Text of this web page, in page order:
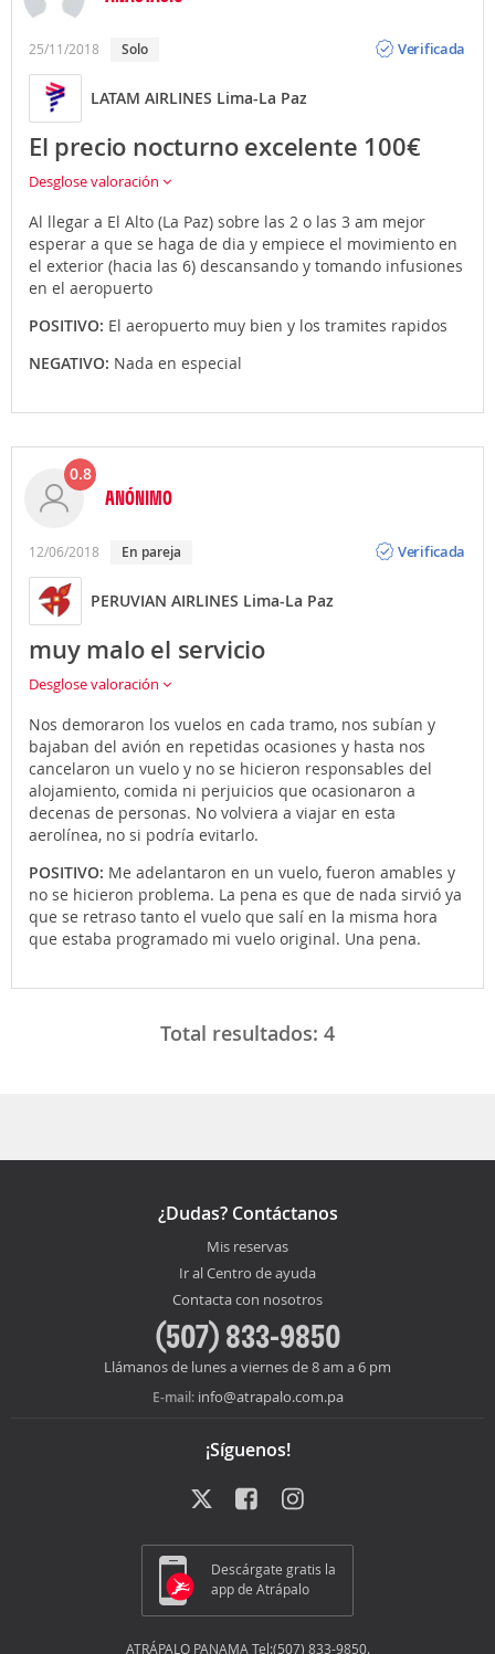
25/11/2018 Solo
Verificada
LATAM AIRLINES Lima-La Paz
El precio nocturno excelente 100€
Desglose valoración
Al llegar a El Alto (La Paz) sobre las 2 o las 3 am mejor
esperar a que se haga de dia y empiece el movimiento en
el exterior (hacia las 6) descansando y tomando infusiones
en el aeropuerto
POSITIVO: El aeropuerto muy bien y los tramites rapidos
NEGATIVO: Nada en especial
0.8
ANÓNIMO
12/06/2018 En pareja
Verificada
PERUVIAN AIRLINES Lima-La Paz
muy malo el servicio
Desglose valoración
Nos demoraron los vuelos en cada tramo, nos subían y
bajaban del avión en repetidas ocasiones y hasta nos
cancelaron un vuelo y no se hicieron responsables del
alojamiento, comida ni perjuicios que ocasionaron a
decenas de personas. No volviera a viajar en esta
aerolínea, no si podría evitarlo.
POSITIVO: Me adelantaron en un vuelo, fueron amables y
no se hicieron problema. La pena es que de nada sirvió ya
que se retraso tanto el vuelo que salí en la misma hora
que estaba programado mi vuelo original. Una pena.
Total resultados: 4
¿Dudas? Contáctanos
Mis reservas
Ir al Centro de ayuda
Contacta con nosotros
(507) 833-9850
Llámanos de lunes a viernes de 8 am a 6 pm
E-mail: info@atrapalo.com.pa
¡Síguenos!
Descárgate gratis la
app de Atrápalo
ATRÁPALO PANAMA Tel:(507) 833-9850.